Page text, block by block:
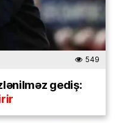
549
gediş: